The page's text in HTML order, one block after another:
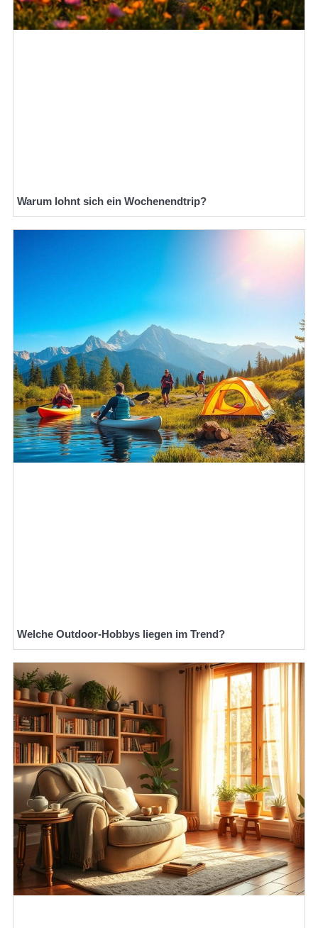
Warum lohnt sich ein Wochenendtrip?
Welche Outdoor-Hobbys liegen im Trend?